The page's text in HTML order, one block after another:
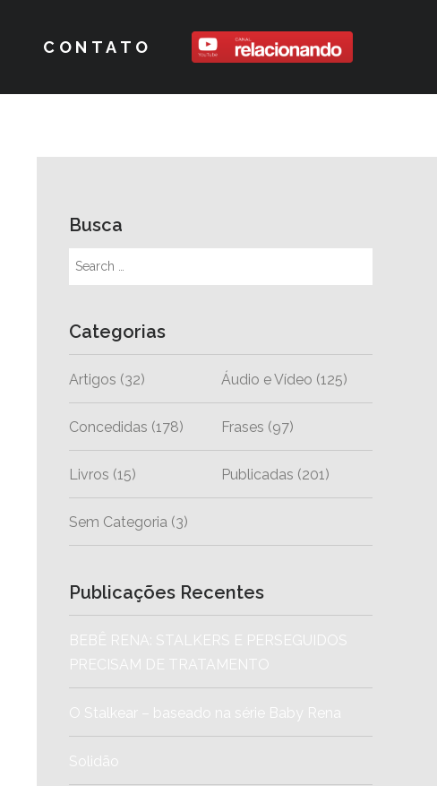
CONTATO
Busca
Categorias
Artigos (32) Áudio e Vídeo (125)
Concedidas (178) Frases (97)
Livros (15) Publicadas (201)
Sem Categoria (3)
Publicações Recentes
BEBÊ RENA: STALKERS E PERSEGUIDOS
PRECISAM DE TRATAMENTO
O Stalkear – baseado na série Baby Rena
Solidão